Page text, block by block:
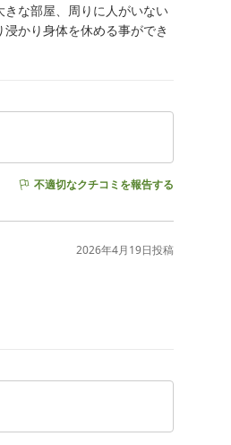
な部屋、周りに人がいない
かり身体を休める事ができ
不適切なクチコミを報告する
2026年4月19日投稿